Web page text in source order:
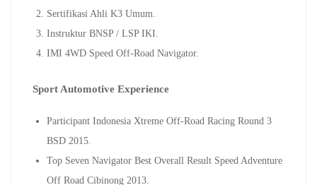
Sertifikasi Ahli K3 Umum.
Instruktur BNSP / LSP IKI.
IMI 4WD Speed Off-Road Navigator.
Sport Automotive Experience
Participant Indonesia Xtreme Off-Road Racing Round 3
BSD 2015.
Top Seven Navigator Best Overall Result Speed Adventure
Off Road Cibinong 2013.